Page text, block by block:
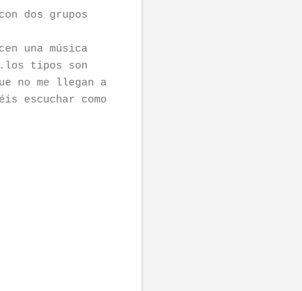
dos grupos
una música
tipos son
no me llegan a
escuchar como